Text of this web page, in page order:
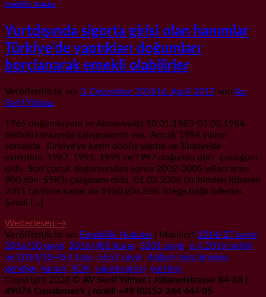
Emeklilik Hukuku
Yurtdışında sigorta girişi olan hanımlar
Türkiye’de yaptıkları doğumları
borçlanarak emekli olabilirler
Veröffentlicht am 3. Dezember 201616. April 2017 von Av.
Serif Yilmaz
1965 doğumluyum ve Almanya’da 10.01.1983-05.03.1984
tarihleri arasında çalışmalarım var. Ancak 1984 yılının
sonunda Türkiye’ye kesin dönüş yaptık ve Türkiye’de
evlendim. 1987, 1991, 1995 ve 1997 doğumlu dört çocuğum
oldu. Son çocuk doğumundan sonra 2002-2005 yılları arası
900 gün SSK’lı çalışmam oldu. 01.03.2006 tarihinden itibaren
2011 tarihine kadar da 1950 gün SSK isteğe bağlı ödedim.
Şimdi […]
Weiterlesen →
Veröffentlicht am Emeklilik Hukuku Markiert 2014/27 sayılı,
2016/20 sayılı, 2016/481 Karar, 3201 sayılı, 6.4.2016 tarihli
ve 2014/10-454 Esas, 6552 sayılı, doğum borçlanması,
genelge, kanun, SGK, sigorta girişi, yurtdışı
Copyright 2026 © AV Serif Yilmaz | Johannistrasse 84-85 |
49074 Osnabrueck | mobil +49 (0)152 244 444 05